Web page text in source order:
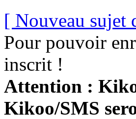
[ Nouveau sujet
Pour pouvoir
inscrit !
Attention :
Kikoo/SMS